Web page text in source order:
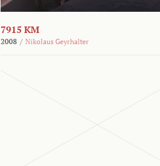
7915 KM
2008 / Nikolaus Geyrhalter